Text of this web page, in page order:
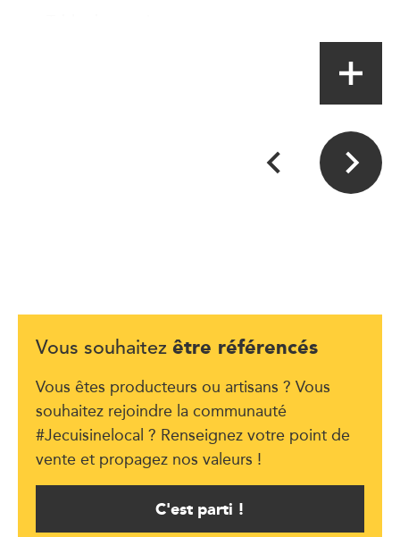
Vous souhaitez être référencés
Vous êtes producteurs ou artisans ? Vous
souhaitez rejoindre la communauté
#Jecuisinelocal ? Renseignez votre point de
vente et propagez nos valeurs !
C'est parti !